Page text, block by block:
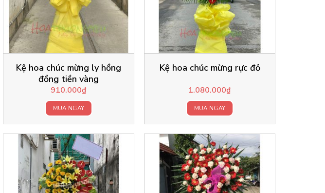
Kệ hoa chúc mừng ly hồng
đồng tiền vàng
910.000₫
MUA NGAY
Kệ hoa chúc mừng rực đỏ
1.080.000₫
MUA NGAY